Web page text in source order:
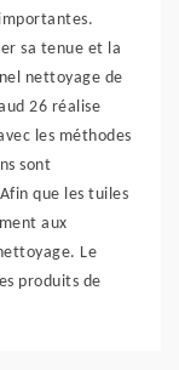
sa tenue et la
nettoyage de
26 réalise
les méthodes
sont
que les tuiles
aux
Le
produits de